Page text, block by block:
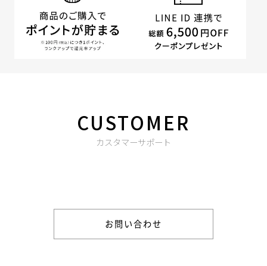
CUSTOMER
カスタマーサポート
お問い合わせ